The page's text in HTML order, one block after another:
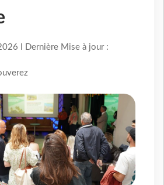
I Dernière Mise à jour :